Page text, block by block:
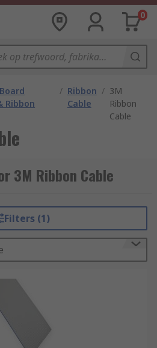
0
Ribbon
/ Ribbon
Cable
/ 3M
Ribbon
Cable
3M Ribbon Cable
Filters (1)